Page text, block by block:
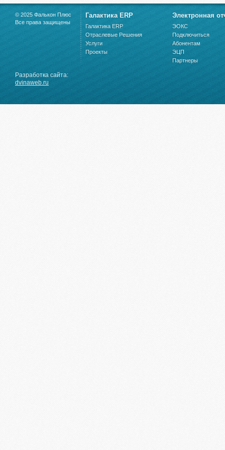
© 2025 Фалькон Плюс
Все права защищены
Разработка сайта:
dvinaweb.ru
Галактика ERP
Галактика ERP
Отраслевые Решения
Услуги
Проекты
Электронная
ЭОКС
Подключиться
Абонентам
ЭЦП
Партнеры